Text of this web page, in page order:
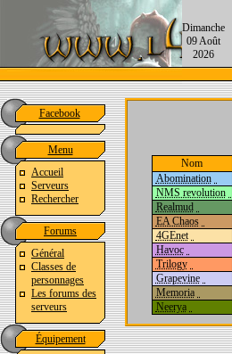
Dimanche
09 Août
2026
Facebook
Menu
Accueil
Serveurs
Rechercher
Forums
Général
Classes de
personnages
Les forums des
serveurs
Équipement
Nom
Abomination
NMS revolution
Realmud
EA Chaos
4GEnet
Havoc
Trilogy
Grapevine
Memoria
Neerya